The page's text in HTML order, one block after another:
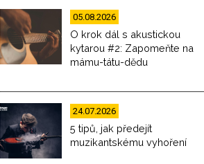
05.08.2026
O krok dál s akustickou
kytarou #2: Zapomeňte na
mámu-tátu-dědu
24.07.2026
5 tipů, jak předejít
muzikantskému vyhoření